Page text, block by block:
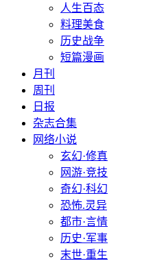
人生百态
料理美食
历史战争
短篇漫画
月刊
周刊
日报
杂志合集
网络小说
玄幻·修真
网游·竞技
奇幻·科幻
恐怖.灵异
都市·言情
历史·军事
末世·重生